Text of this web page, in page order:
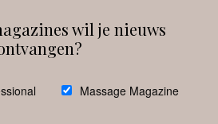
wil je nieuws
Massage Magazine